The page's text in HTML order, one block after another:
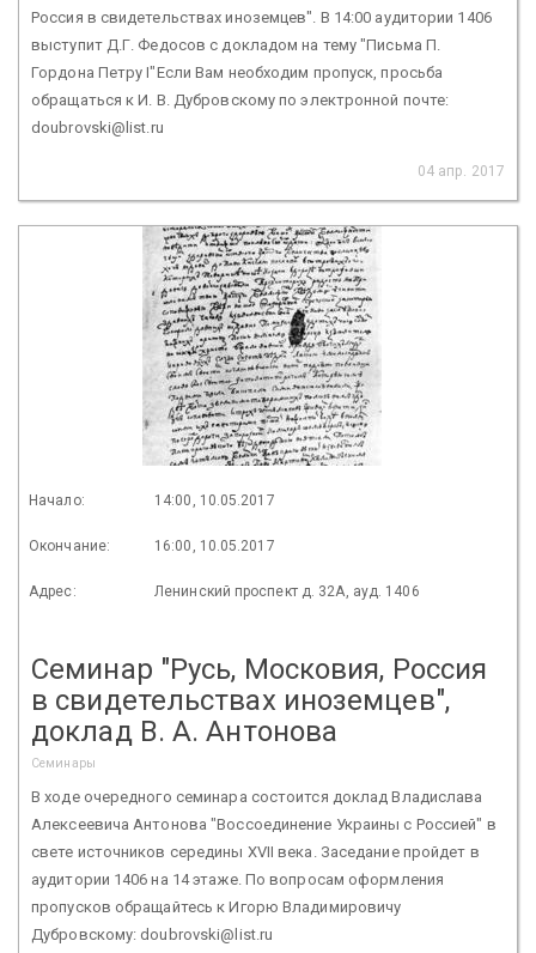
Россия в свидетельствах иноземцев". В 14:00 аудитории 1406
выступит Д.Г. Федосов с докладом на тему "Письма П.
Гордона Петру I"Если Вам необходим пропуск, просьба
обращаться к И. В. Дубровскому по электронной почте:
doubrovski@list.ru
04 апр. 2017
Начало: 14:00, 10.05.2017
Окончание: 16:00, 10.05.2017
Адрес: Ленинский проспект д. 32А, ауд. 1406
Семинар "Русь, Московия, Россия
в свидетельствах иноземцев",
доклад В. А. Антонова
Семинары
В ходе очередного семинара состоится доклад Владислава
Алексеевича Антонова "Воссоединение Украины с Россией" в
свете источников середины XVII века. Заседание пройдет в
аудитории 1406 на 14 этаже. По вопросам оформления
пропусков обращайтесь к Игорю Владимировичу
Дубровскому: doubrovski@list.ru